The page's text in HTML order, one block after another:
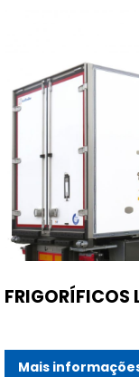
FRIGORÍFICOS
Mais